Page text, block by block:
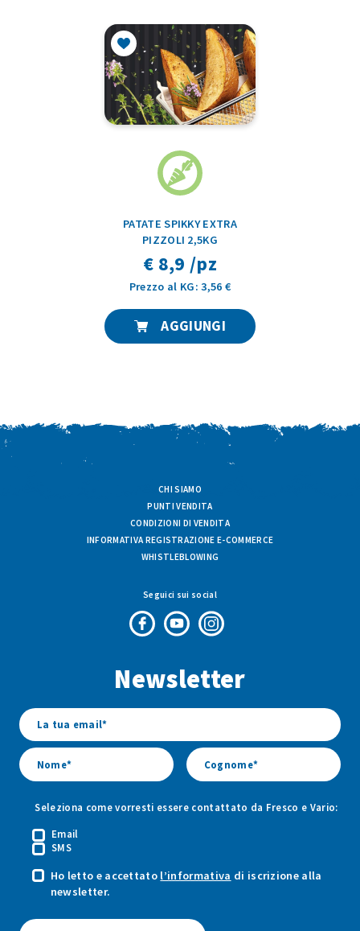
PATATE SPIKKY EXTRA
PIZZOLI 2,5KG
€ 8,9 /pz
Prezzo al KG: 3,56 €
AGGIUNGI
CHI SIAMO
PUNTI VENDITA
CONDIZIONI DI VENDITA
INFORMATIVA REGISTRAZIONE E-COMMERCE
WHISTLEBLOWING
Seguici sui social
di
di
di
Newsletter
Seleziona come vorresti essere contattato da Fresco e Vario:
Email
SMS
Ho letto e accettato l’informativa di iscrizione alla
newsletter.